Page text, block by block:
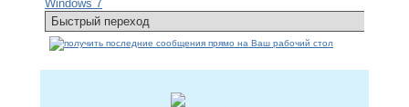
Windows 7